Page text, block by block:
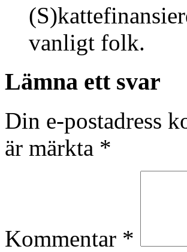
vanligt folk.
Lämna ett svar
Din e-postadress
är märkta *
Kommentar *